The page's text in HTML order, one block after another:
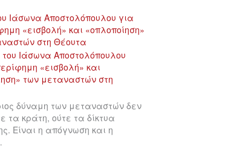
Ιάσωνα Αποστολόπουλου για
«εισβολή» και «οπλοποίηση»
στη Θέουτα
δύναμη των μεταναστών δεν
τα κράτη, ούτε τα δίκτυα
Είναι η απόγνωση και η